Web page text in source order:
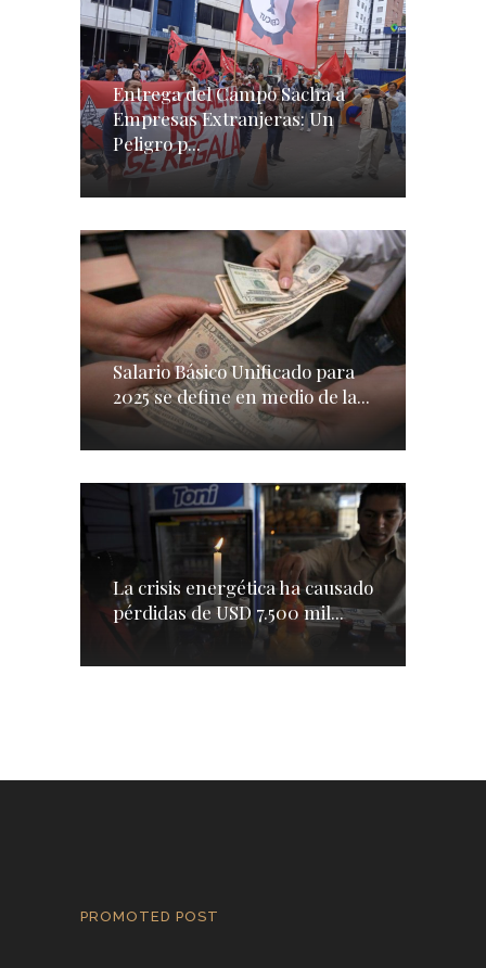
Entrega del Campo Sacha a
Empresas Extranjeras: Un
Peligro p...
Salario Básico Unificado para
2025 se define en medio de la...
La crisis energética ha causado
pérdidas de USD 7.500 mil...
PROMOTED POST